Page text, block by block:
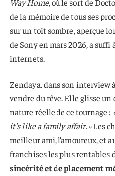
Way Home, où le sort de
de la mémoire de tous ses
sur un toit sombre, aperçue
de Sony en mars 2026, a
internets.
Zendaya, dans son interview à
vendre du rêve. Elle glisse
nature réelle de ce tournage :
it’s like a family affair. »Les
meilleur ami, l’amoureux, et
franchises les plus rentables
sincérité et de placement